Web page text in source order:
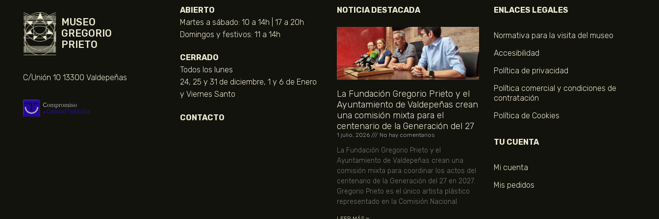
MUSEO
GREGORIO
PRIETO
C/Unión 10 13300 Valdepeñas
ABIERTO
Martes a sábado: 10 a 14h | 17 a 20h
Domingos y festivos: 11 a 14h
CERRADO
Todos los lunes
24, 25 y 31 de diciembre, 1 y 6 de Enero
y Viernes Santo
CONTACTO
NOTICIA DESTACADA
La Fundación Gregorio Prieto y el
Ayuntamiento de Valdepeñas crean
una comisión mixta para el
centenario de la Generación del 27
1 julio, 2026 No hay comentarios
La Fundación Gregorio Prieto y el
Ayuntamiento de Valdepeñas crean una
comisión mixta para coordinar los actos del
centenario de la Generación del 27 en 2027.
Gregorio Prieto es el único artista plástico
representado en la Comisión Nacional.
ENLACES LEGALES
Normativa para la visita del museo
Accesibilidad
Política de privacidad
Política comercial y condiciones de
contratación
Política de Cookies
TU CUENTA
Mi cuenta
Mis pedidos